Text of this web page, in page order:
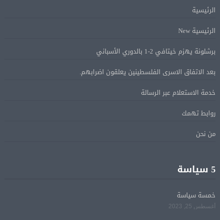
على روسيا لوقف الحرب بأوكرانيا
البيان الختامى لاجتماع عمّان الوزارى يدين الإجراءات
الإسرائيلية بالقدس.. ويطلق تحركا دوليا لوقفها
ترامب: مضيق هرمز سيفتح قريبًا أو ستواجه إيران ضربة
قاسية
الكامل مع اليونان في مواجهة تداعيات حرائق الغابات
الرئيس السيسى يستقبل ملك البحرين فى مطار العلمين
فى زيارة لتعزيز أواصر الأخوة الراسخة بين البلدين
الرئيسية
الرئيسية New
برشلونة يهزم خيتافي 2-1 بالدوري الأسباني
بعد الاتفاق الاسرى الفلسطينين يعلقون اضرابهم.
خدمة الاستعلام عبر الرسالة
روابط تهمك
من نحن
5 سياسة
خمسة سياسة
أغسطس 25, 2023